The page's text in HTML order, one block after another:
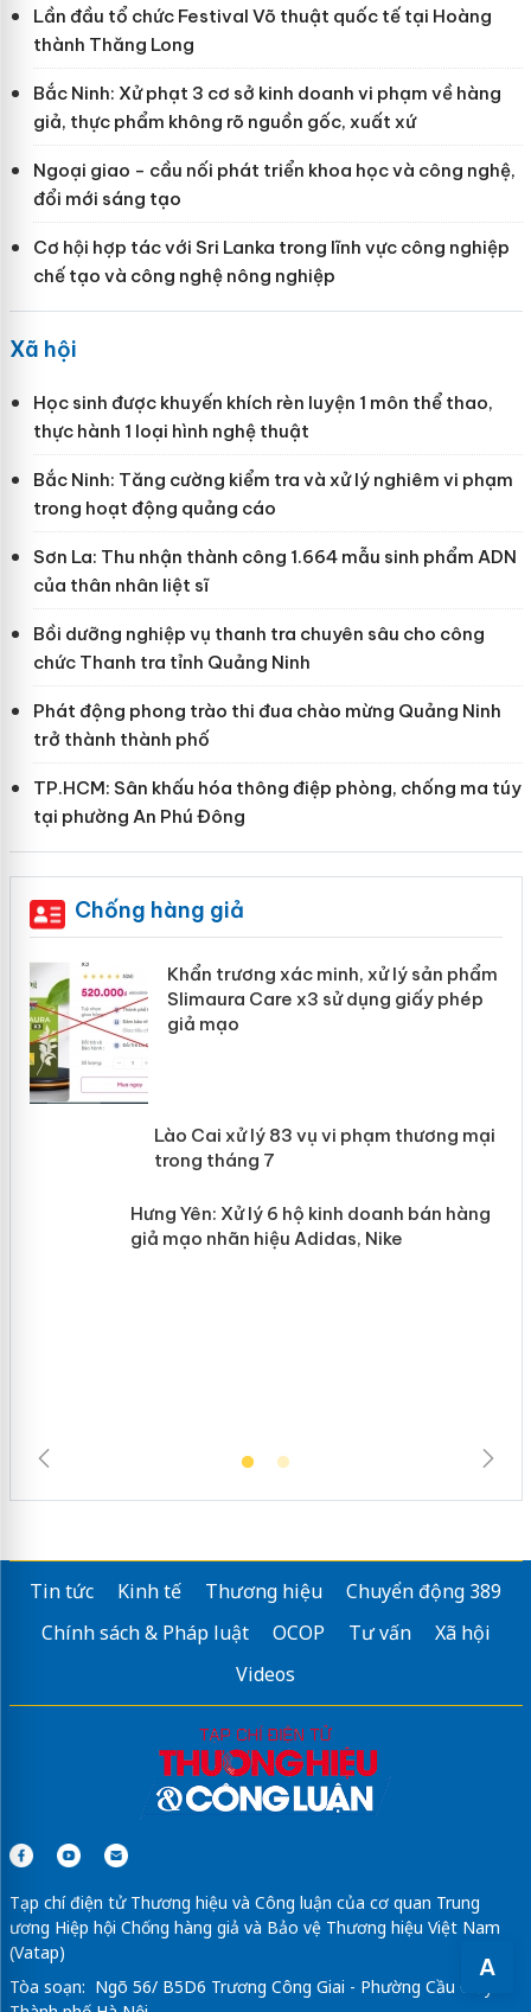
A
Lần đầu tổ chức Festival Võ thuật quốc tế tại Hoàng
thành Thăng Long
Bắc Ninh: Xử phạt 3 cơ sở kinh doanh vi phạm về hàng
giả, thực phẩm không rõ nguồn gốc, xuất xứ
Ngoại giao - cầu nối phát triển khoa học và công nghệ,
đổi mới sáng tạo
Cơ hội hợp tác với Sri Lanka trong lĩnh vực công nghiệp
chế tạo và công nghệ nông nghiệp
Xã hội
Học sinh được khuyến khích rèn luyện 1 môn thể thao,
thực hành 1 loại hình nghệ thuật
Bắc Ninh: Tăng cường kiểm tra và xử lý nghiêm vi phạm
trong hoạt động quảng cáo
Sơn La: Thu nhận thành công 1.664 mẫu sinh phẩm ADN
của thân nhân liệt sĩ
Bồi dưỡng nghiệp vụ thanh tra chuyên sâu cho công
chức Thanh tra tỉnh Quảng Ninh
Phát động phong trào thi đua chào mừng Quảng Ninh
trở thành thành phố
TP.HCM: Sân khấu hóa thông điệp phòng, chống ma túy
tại phường An Phú Đông
Chống hàng giả
Khẩn trương xác minh, xử lý sản phẩm
Slimaura Care x3 sử dụng giấy phép
giả mạo
Lào Cai xử lý 83 vụ vi phạm thương
mại trong tháng 7
Tin tức Kinh tế Thương hiệu
Chuyển động 389
Chính sách & Pháp luật
OCOP Tư vấn
Xã hội
Videos
Tạp chí điện tử Thương hiệu và Công luận của cơ quan Trung
ương Hiệp hội Chống hàng giả và Bảo vệ Thương hiệu Việt Nam
(Vatap)
Tòa soạn: Ngõ 56/ B5D6 Trương Công Giai - Phường Cầu Giấy -